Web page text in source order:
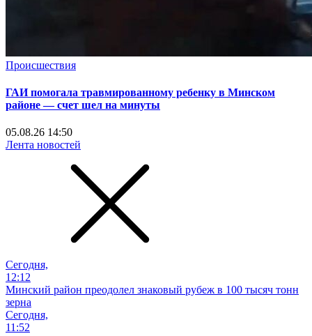
Происшествия
ГАИ помогала травмированному ребенку в Минском
районе — счет шел на минуты
05.08.26 14:50
Лента новостей
Сегодня,
12:12
Минский район преодолел знаковый рубеж в 100 тысяч тонн
зерна
Сегодня,
11:52